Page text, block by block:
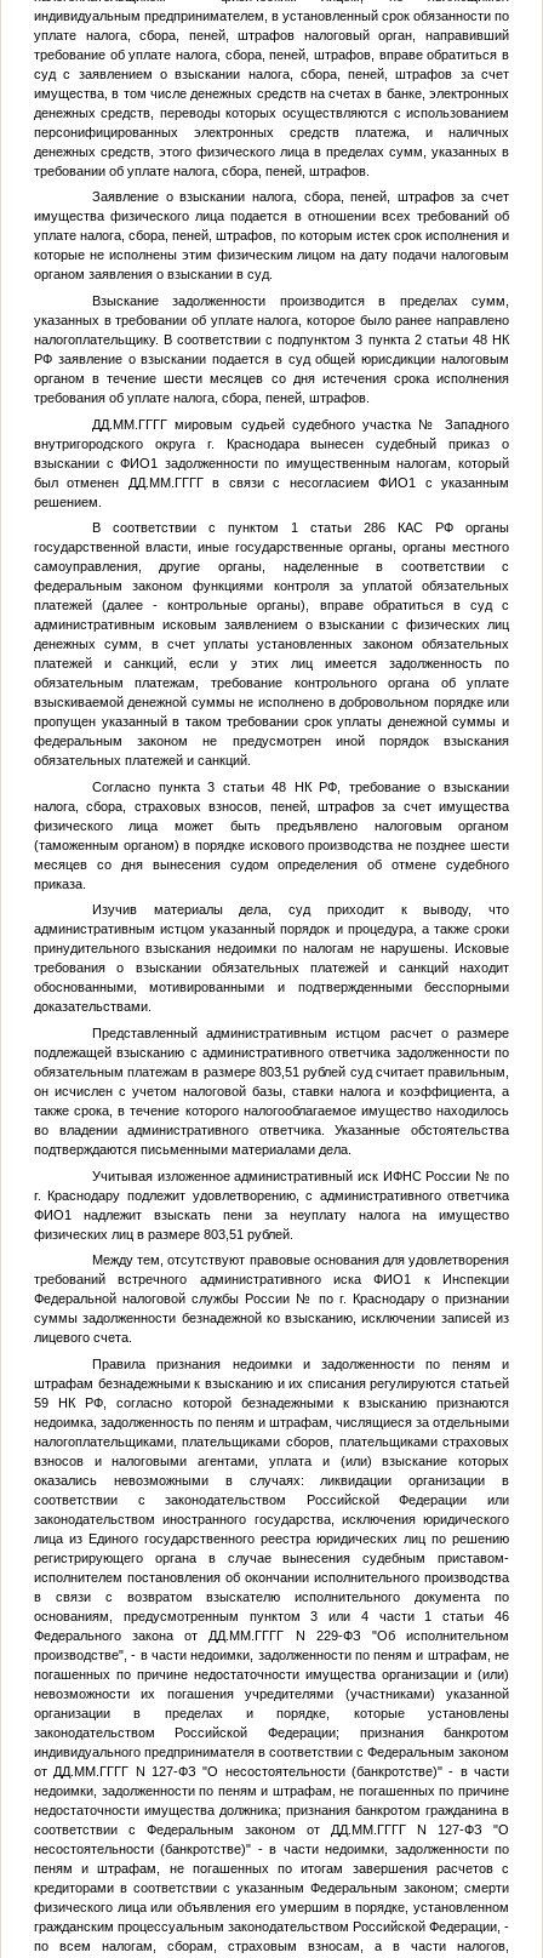
индивидуальным предпринимателем, в установленный срок обязанности по
уплате налога, сбора, пеней, штрафов налоговый орган, направивший
требование об уплате налога, сбора, пеней, штрафов, вправе обратиться в
суд с заявлением о взыскании налога, сбора, пеней, штрафов за счет
имущества, в том числе денежных средств на счетах в банке, электронных
денежных средств, переводы которых осуществляются с использованием
персонифицированных электронных средств платежа, и наличных
денежных средств, этого физического лица в пределах сумм, указанных в
требовании об уплате налога, сбора, пеней, штрафов.
Заявление о взыскании налога, сбора, пеней, штрафов за счет
имущества физического лица подается в отношении всех требований об
уплате налога, сбора, пеней, штрафов, по которым истек срок исполнения и
которые не исполнены этим физическим лицом на дату подачи налоговым
органом заявления о взыскании в суд.
Взыскание задолженности производится в пределах сумм,
указанных в требовании об уплате налога, которое было ранее направлено
налогоплательщику. В соответствии с подпунктом 3 пункта 2 статьи 48 НК
РФ заявление о взыскании подается в суд общей юрисдикции налоговым
органом в течение шести месяцев со дня истечения срока исполнения
требования об уплате налога, сбора, пеней, штрафов.
ДД.ММ.ГГГГмировым судьей судебного участка №
Западного
внутригородского округа г. Краснодара вынесен судебный приказ о
взыскании сФИО1
задолженности по имущественным налогам, который
был отменен ДД.ММ.ГГГГв связи с несогласиемФИО1
с указанным
решением.
В соответствии с пунктом 1 статьи 286 КАС РФ органы
государственной власти, иные государственные органы, органы местного
самоуправления, другие органы, наделенные в соответствии с
федеральным законом функциями контроля за уплатой обязательных
платежей (далее - контрольные органы), вправе обратиться в суд с
административным исковым заявлением о взыскании с физических лиц
денежных сумм, в счет уплаты установленных законом обязательных
платежей и санкций, если у этих лиц имеется задолженность по
обязательным платежам, требование контрольного органа об уплате
взыскиваемой денежной суммы не исполнено в добровольном порядке или
пропущен указанный в таком требовании срок уплаты денежной суммы и
федеральным законом не предусмотрен иной порядок взыскания
обязательных платежей и санкций.
Согласно пункта 3 статьи 48 НК РФ, требование о взыскании
налога, сбора, страховых взносов, пеней, штрафов за счет имущества
физического лица может быть предъявлено налоговым органом
(таможенным органом) в порядке искового производства не позднее шести
месяцев со дня вынесения судом определения об отмене судебного
приказа.
Изучив материалы дела, суд приходит к выводу, что
административным истцом указанный порядок и процедура, а также сроки
принудительного взыскания недоимки по налогам не нарушены. Исковые
требования о взыскании обязательных платежей и санкций находит
обоснованными, мотивированными и подтвержденными бесспорными
доказательствами.
Представленный административным истцом расчет о размере
подлежащей взысканию с административного ответчика задолженности по
обязательным платежам в размере 803,51 рублей суд считает правильным,
он исчислен с учетом налоговой базы, ставки налога и коэффициента, а
также срока, в течение которого налогооблагаемое имущество находилось
во владении административного ответчика. Указанные обстоятельства
подтверждаются письменными материалами дела.
Учитывая изложенное административный иск ИФНС России № по
г. Краснодару подлежит удовлетворению, с административного ответчика
ФИО1
надлежит взыскать пени за неуплату налога на имущество
физических лиц в размере 803,51 рублей.
Между тем, отсутствуют правовые основания для удовлетворения
требований встречного административного искаФИО1
к Инспекции
Федеральной налоговой службы России № по г. Краснодару о признании
суммы задолженности безнадежной ко взысканию, исключении записей из
лицевого счета.
Правила признания недоимки и задолженности по пеням и
штрафам безнадежными к взысканию и их списания регулируются статьей
59 НК РФ, согласно которой безнадежными к взысканию признаются
недоимка, задолженность по пеням и штрафам, числящиеся за отдельными
налогоплательщиками, плательщиками сборов, плательщиками страховых
взносов и налоговыми агентами, уплата и (или) взыскание которых
оказались невозможными в случаях: ликвидации организации в
соответствии с законодательством Российской Федерации или
законодательством иностранного государства, исключения юридического
лица из Единого государственного реестра юридических лиц по решению
регистрирующего органа в случае вынесения судебным приставом-
исполнителем постановления об окончании исполнительного производства
в связи с возвратом взыскателю исполнительного документа по
основаниям, предусмотренным пунктом 3 или 4 части 1 статьи 46
Федерального закона от ДД.ММ.ГГГГ N 229-ФЗ "Об исполнительном
производстве", - в части недоимки, задолженности по пеням и штрафам, не
погашенных по причине недостаточности имущества организации и (или)
невозможности их погашения учредителями (участниками) указанной
организации в пределах и порядке, которые установлены
законодательством Российской Федерации; признания банкротом
индивидуального предпринимателя в соответствии с Федеральным законом
от ДД.ММ.ГГГГ N 127-ФЗ "О несостоятельности (банкротстве)" - в части
недоимки, задолженности по пеням и штрафам, не погашенных по причине
недостаточности имущества должника; признания банкротом гражданина в
соответствии с Федеральным законом от ДД.ММ.ГГГГ N 127-ФЗ "О
несостоятельности (банкротстве)" - в части недоимки, задолженности по
пеням и штрафам, не погашенных по итогам завершения расчетов с
кредиторами в соответствии с указанным Федеральным законом; смерти
физического лица или объявления его умершим в порядке, установленном
гражданским процессуальным законодательством Российской Федерации, -
по всем налогам, сборам, страховым взносам, а в части налогов,